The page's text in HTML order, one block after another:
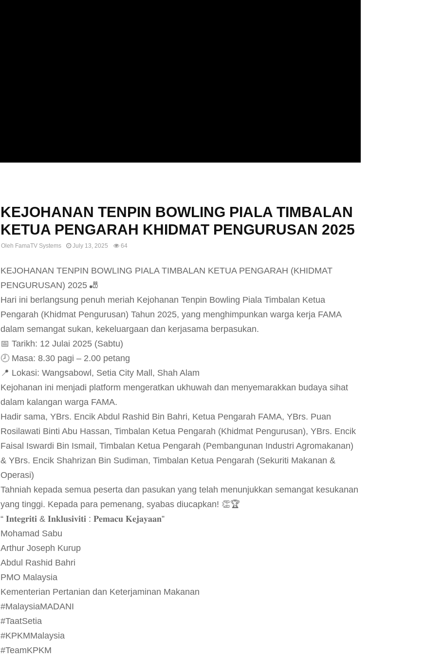
KEJOHANAN TENPIN BOWLING PIALA TIMBALAN
KETUA PENGARAH KHIDMAT PENGURUSAN 2025
Oleh FamaTV Systems July 13, 2025 64
KEJOHANAN TENPIN BOWLING PIALA TIMBALAN KETUA PENGARAH (KHIDMAT
PENGURUSAN) 2025 🎳
Hari ini berlangsung penuh meriah Kejohanan Tenpin Bowling Piala Timbalan Ketua
Pengarah (Khidmat Pengurusan) Tahun 2025, yang menghimpunkan warga kerja FAMA
dalam semangat sukan, kekeluargaan dan kerjasama berpasukan.
📅 Tarikh: 12 Julai 2025 (Sabtu)
🕗 Masa: 8.30 pagi – 2.00 petang
📍 Lokasi: Wangsabowl, Setia City Mall, Shah Alam
Kejohanan ini menjadi platform mengeratkan ukhuwah dan menyemarakkan budaya sihat
dalam kalangan warga FAMA.
Hadir sama, YBrs. Encik Abdul Rashid Bin Bahri, Ketua Pengarah FAMA, YBrs. Puan
Rosilawati Binti Abu Hassan, Timbalan Ketua Pengarah (Khidmat Pengurusan), YBrs. Encik
Faisal Iswardi Bin Ismail, Timbalan Ketua Pengarah (Pembangunan Industri Agromakanan)
& YBrs. Encik Shahrizan Bin Sudiman, Timbalan Ketua Pengarah (Sekuriti Makanan &
Operasi)
Tahniah kepada semua peserta dan pasukan yang telah menunjukkan semangat kesukanan
yang tinggi. Kepada para pemenang, syabas diucapkan! 👏🏆
“ 𝐈𝐧𝐭𝐞𝐠𝐫𝐢𝐭𝐢 & 𝐈𝐧𝐤𝐥𝐮𝐬𝐢𝐯𝐢𝐭𝐢 : 𝐏𝐞𝐦𝐚𝐜𝐮 𝐊𝐞𝐣𝐚𝐲𝐚𝐚𝐧”
Mohamad Sabu
Arthur Joseph Kurup
Abdul Rashid Bahri
PMO Malaysia
Kementerian Pertanian dan Keterjaminan Makanan
#MalaysiaMADANI
#TaatSetia
#KPKMMalaysia
#TeamKPKM